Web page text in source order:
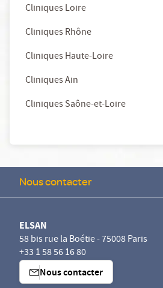
Cliniques Loire
Cliniques Rhône
Cliniques Haute-Loire
Cliniques Ain
Cliniques Saône-et-Loire
Nous contacter
ELSAN
58 bis rue la Boétie - 75008 Paris
+33 1 58 56 16 80
Nous contacter